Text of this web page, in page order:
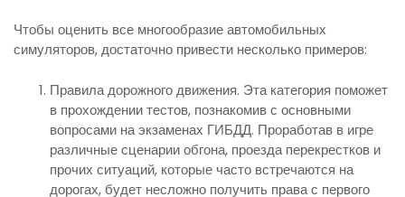
Чтобы оценить все многообразие автомобильных
симуляторов, достаточно привести несколько примеров:
Правила дорожного движения. Эта категория поможет
в прохождении тестов, познакомив с основными
вопросами на экзаменах ГИБДД. Проработав в игре
различные сценарии обгона, проезда перекрестков и
прочих ситуаций, которые часто встречаются на
дорогах, будет несложно получить права с первого